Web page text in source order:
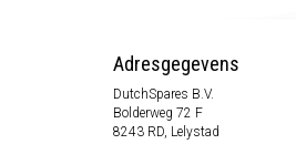
Adresgegevens
DutchSpares B.V.
Bolderweg 72 F
8243 RD, Lelystad